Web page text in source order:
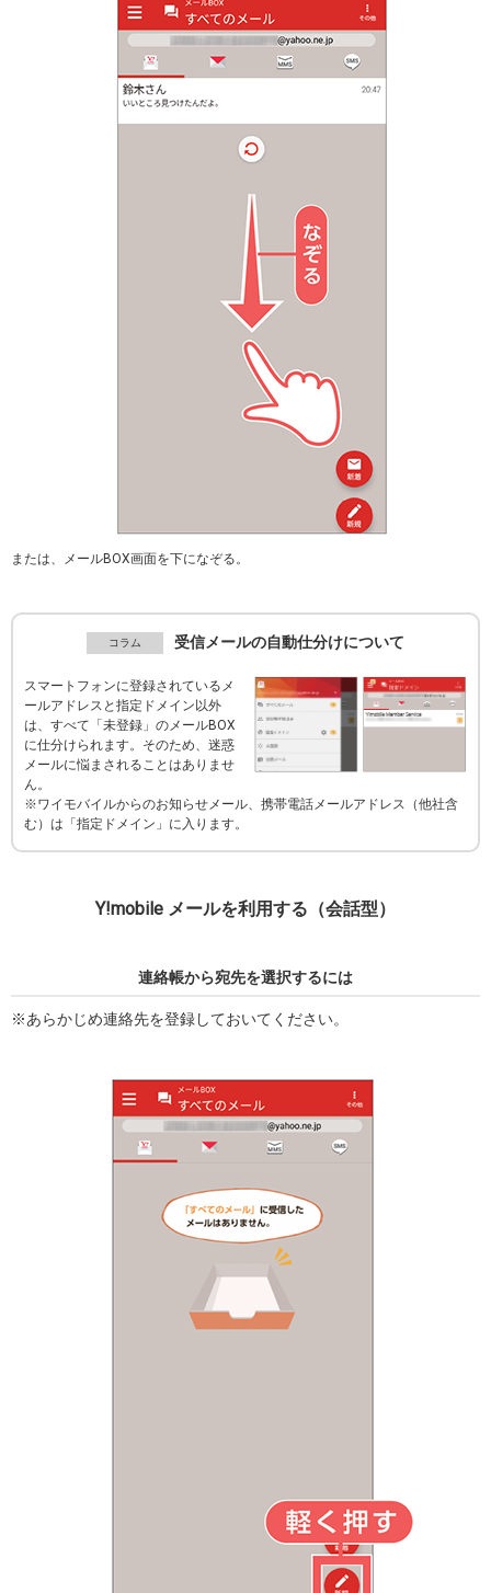
または、メールBOX画面を下になぞる。
受信メールの自動仕分けについて
スマートフォンに登録されているメ
ールアドレスと指定ドメイン以外
は、すべて「未登録」のメールBOX
に仕分けられます。そのため、迷惑
メールに悩まされることはありませ
ん。
※ワイモバイルからのお知らせメール、携帯電話メールアドレス（他社含
む）は「指定ドメイン」に入ります。
Y!mobile メールを利用する（会話型）
連絡帳から宛先を選択するには
※あらかじめ連絡先を登録しておいてください。